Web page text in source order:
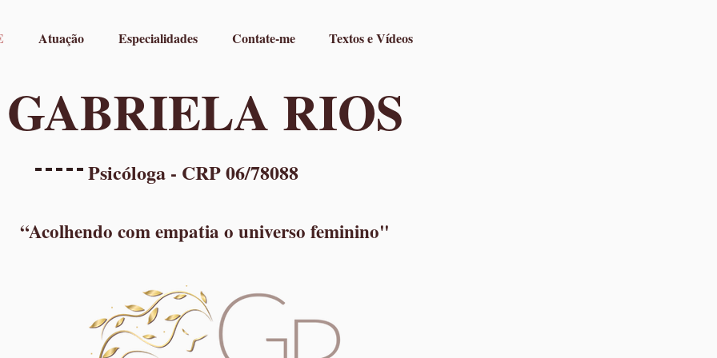
Atuação Especialidades Contate-me Textos e Vídeos
GABRIELA RIOS
Psicóloga - CRP 06/78088
“Acolhendo com empatia o universo feminino"